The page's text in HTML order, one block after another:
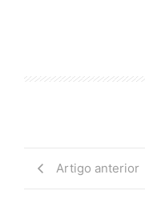
Artigo anterior